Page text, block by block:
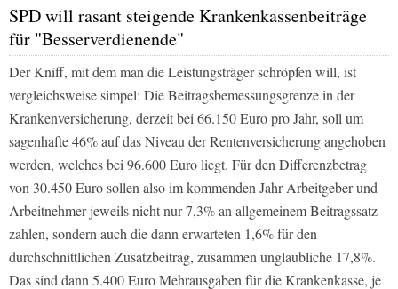
SPD will rasant steigende Krankenkassenbeiträge
für "Besserverdienende"
Der Kniff, mit dem man die Leistungsträger schröpfen will, ist
vergleichsweise simpel: Die Beitragsbemessungsgrenze in der
Krankenversicherung, derzeit bei 66.150 Euro pro Jahr, soll um
sagenhafte 46% auf das Niveau der Rentenversicherung angehoben
werden, welches bei 96.600 Euro liegt. Für den Differenzbetrag
von 30.450 Euro sollen also im kommenden Jahr Arbeitgeber und
Arbeitnehmer jeweils nicht nur 7,3% an allgemeinem Beitragssatz
zahlen, sondern auch die dann erwarteten 1,6% für den
durchschnittlichen Zusatzbeitrag, zusammen unglaubliche 17,8%.
Das sind dann 5.400 Euro Mehrausgaben für die Krankenkasse, je